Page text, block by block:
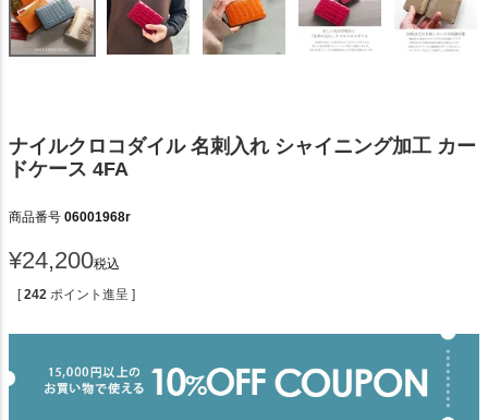
ナイルクロコダイル 名刺入れ シャイニング加工 カー
ドケース 4FA
商品番号 06001968r
¥24,200税込
[ 242 ポイント進呈 ]